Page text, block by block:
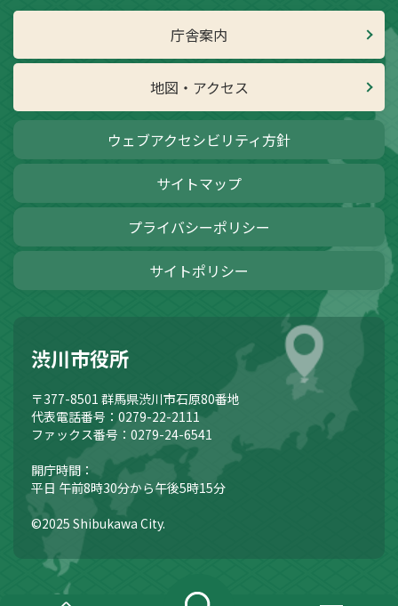
庁舎案内
地図・アクセス
ウェブアクセシビリティ方針
サイトマップ
プライバシーポリシー
サイトポリシー
渋川市役所
〒377-8501 群馬県渋川市石原80番地
代表電話番号：0279-22-2111
ファックス番号：0279-24-6541
開庁時間：
平日 午前8時30分から午後5時15分
©2025 Shibukawa City.